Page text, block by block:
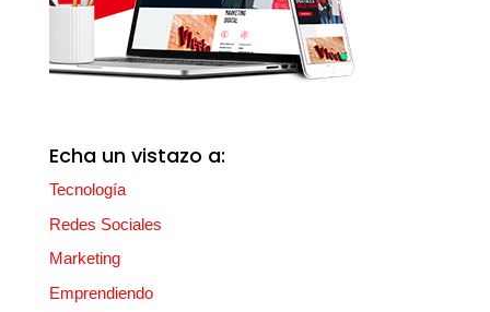
Echa un vistazo a:
Tecnología
Redes Sociales
Marketing
Emprendiendo